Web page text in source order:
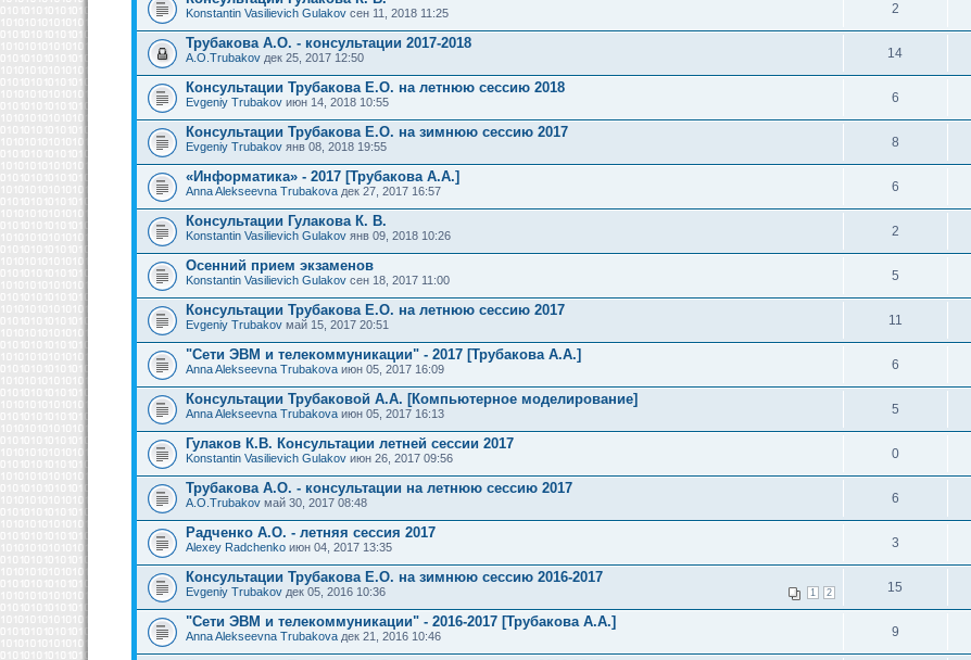
Konstantin Vasilievich Gulakov сен 11, 2018 11:25 2
Трубакова А.О. - консультации 2017-2018
A.O.Trubakov дек 25, 2017 12:50 14
Консультации Трубакова Е.О. на летнюю сессию 2018
Evgeniy Trubakov июн 14, 2018 10:55 6
Консультации Трубакова Е.О. на зимнюю сессию 2017
Evgeniy Trubakov янв 08, 2018 19:55 8
«Информатика» - 2017 [Трубакова А.А.]
Anna Alekseevna Trubakova дек 27, 2017 16:57 6
Консультации Гулакова К. В.
Konstantin Vasilievich Gulakov янв 09, 2018 10:26 2
Осенний прием экзаменов
Konstantin Vasilievich Gulakov сен 18, 2017 11:00 5
Консультации Трубакова Е.О. на летнюю сессию 2017
Evgeniy Trubakov май 15, 2017 20:51 11
"Сети ЭВМ и телекоммуникации" - 2017 [Трубакова А.А.]
Anna Alekseevna Trubakova июн 05, 2017 16:09 6
Консультации Трубаковой А.А. [Компьютерное моделирование]
Anna Alekseevna Trubakova июн 05, 2017 16:13 5
Гулаков К.В. Консультации летней сессии 2017
Konstantin Vasilievich Gulakov июн 26, 2017 09:56 0
Трубакова А.О. - консультации на летнюю сессию 2017
A.O.Trubakov май 30, 2017 08:48 6
Радченко А.О. - летняя сессия 2017
Alexey Radchenko июн 04, 2017 13:35 3
Консультации Трубакова Е.О. на зимнюю сессию 2016-2017
1 2
Evgeniy Trubakov дек 05, 2016 10:36 15
"Сети ЭВМ и телекоммуникации" - 2016-2017 [Трубакова А.А.]
Anna Alekseevna Trubakova дек 21, 2016 10:46 9